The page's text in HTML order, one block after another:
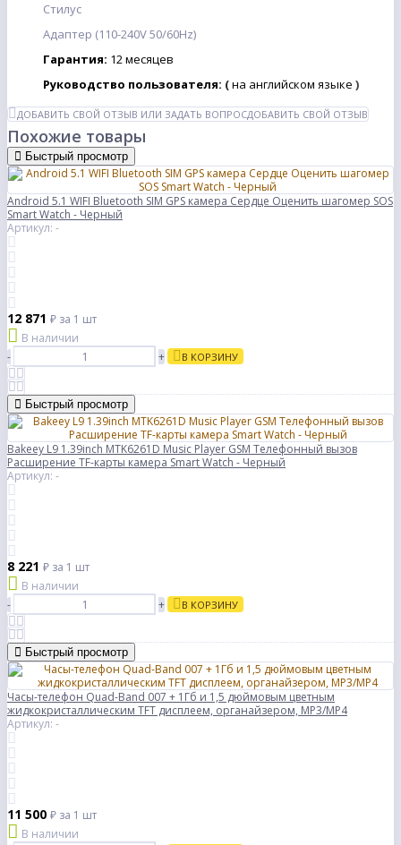
Стилус
Адаптер (110-240V 50/60Hz)
Гарантия: 12месяцев
Руководство пользователя: (на английском языке )
ДОБАВИТЬ СВОЙ ОТЗЫВ ИЛИ ЗАДАТЬ ВОПРОСДОБАВИТЬ СВОЙ ОТЗЫВ
Похожие товары
Быстрый просмотр
Android 5.1 WIFI Bluetooth SIM GPS камера Сердце Оценить шагомер SOS
Smart Watch - Черный
Артикул: -
12 871 ₽ за 1 шт
В наличии
-
+ В КОРЗИНУ
Быстрый просмотр
Bakeey L9 1.39inch MTK6261D Music Player GSM Телефонный вызов
Расширение TF-карты камера Smart Watch - Черный
Артикул: -
8 221 ₽ за 1 шт
В наличии
-
+ В КОРЗИНУ
Быстрый просмотр
Часы-телефон Quad-Band 007 + 1Гб и 1,5 дюймовым цветным
жидкокристаллическим TFT дисплеем, органайзером, МР3/МР4
Артикул: -
11 500 ₽ за 1 шт
В наличии